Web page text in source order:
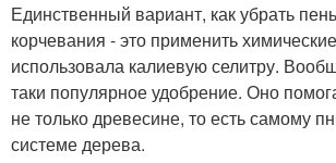
Единственный вариант, как убрать
корчевания - это применить
использовала калиевую селитру.
таки популярное удобрение. Оно
не только древесине, то есть самому
системе дерева.